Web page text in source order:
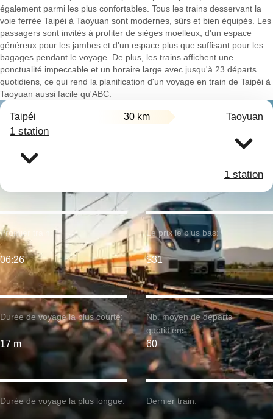
également parmi les plus confortables. Tous les trains desservant la
voie ferrée Taipéi à Taoyuan sont modernes, sûrs et bien équipés. Les
passagers sont invités à profiter de sièges moelleux, d'un espace
généreux pour les jambes et d'un espace plus que suffisant pour les
bagages pendant le voyage. De plus, les trains affichent une
ponctualité impeccable et un horaire large avec jusqu'à 23 départs
quotidiens, ce qui rend la planification d'un voyage en train de Taipéi à
Taoyuan aussi facile qu'ABC.
Taipéi 30 km Taoyuan
1 station
1 station
Durée de voyage la plus courte:
17 m
Premier train:
06:26
Durée de voyage la plus longue:
Le prix le plus bas:
$31
Nb. moyen de départs
quotidiens:
60
Dernier train: